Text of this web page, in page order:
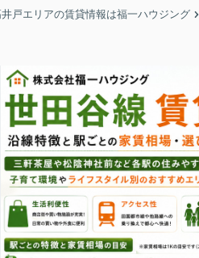
戸エリアの賃貸情報は福一ハウジング